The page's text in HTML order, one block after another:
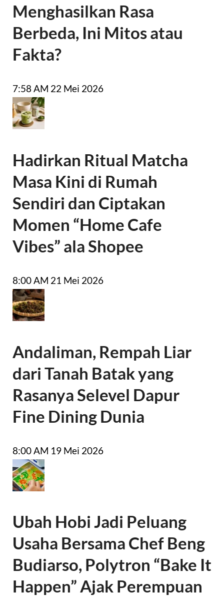
Menghasilkan Rasa
Berbeda, Ini Mitos atau
Fakta?
7:58 AM 22 Mei 2026
Hadirkan Ritual Matcha
Masa Kini di Rumah
Sendiri dan Ciptakan
Momen “Home Cafe
Vibes” ala Shopee
8:00 AM 21 Mei 2026
Andaliman, Rempah Liar
dari Tanah Batak yang
Rasanya Selevel Dapur
Fine Dining Dunia
8:00 AM 19 Mei 2026
Ubah Hobi Jadi Peluang
Usaha Bersama Chef Beng
Budiarso, Polytron “Bake It
Happen” Ajak Perempuan